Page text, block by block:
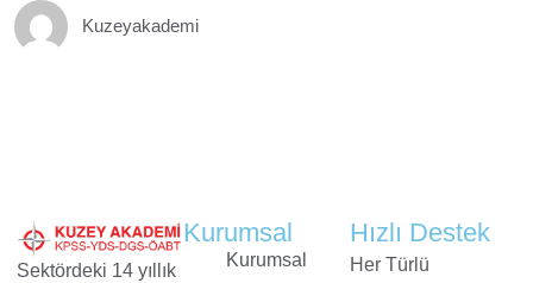
Kuzeyakademi
Sektördeki 14 yıllık
Kurumsal
Kurumsal
Hızlı Destek
Her Türlü